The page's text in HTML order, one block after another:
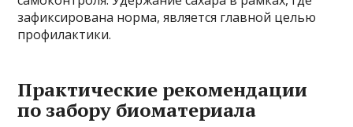
зафиксирована норма, является главной целью
профилактики.
Практические рекомендации
по забору биоматериала